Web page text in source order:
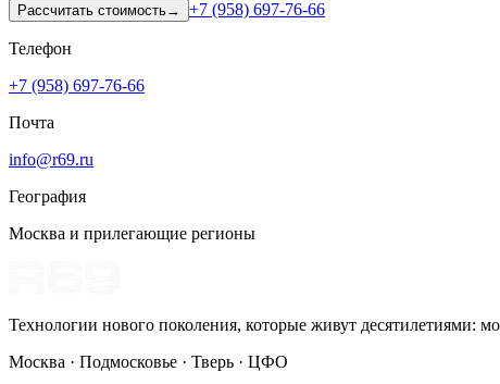
Рассчитать стоимость→ +7 (958) 697-76-66
Телефон
+7 (958) 697-76-66
Почта
info@r69.ru
География
Москва и прилегающие регионы
Технологии нового поколения, которые живут десятилетиями:
Москва · Подмосковье · Тверь · ЦФО